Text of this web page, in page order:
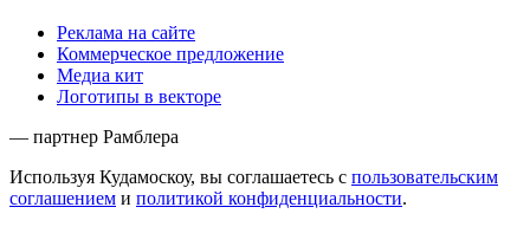
Реклама на сайте
Коммерческое предложение
Медиа кит
Логотипы в векторе
— партнер Рамблера
Используя Кудамоскоу, вы соглашаетесь с пользовательским
соглашением и политикой конфиденциальности.